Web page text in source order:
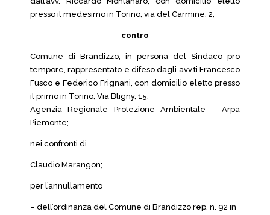
presso il medesimo in Torino, via del Carmine, 2;
contro
Comune di Brandizzo, in persona del Sindaco pro
tempore, rappresentato e difeso dagli avv.ti Francesco
Fusco e Federico Frignani, con domicilio eletto presso
il primo in Torino, Via Bligny, 15;
Agenzia Regionale Protezione Ambientale – Arpa
Piemonte;
nei confronti di
Claudio Marangon;
per l’annullamento
– dell’ordinanza del Comune di Brandizzo rep. n. 92 in